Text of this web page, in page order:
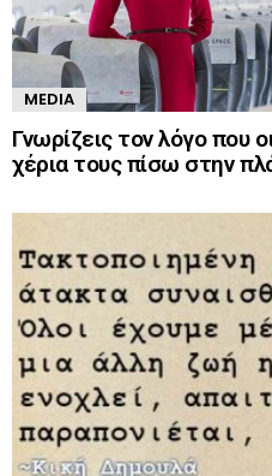
MEDIA
Γνωρίζεις τον λόγο που
χέρια τους πίσω στην